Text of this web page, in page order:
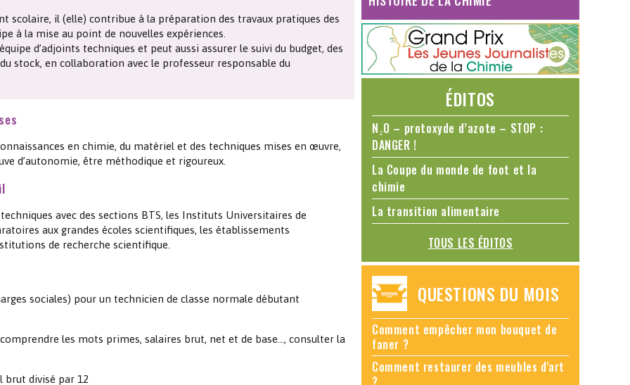
scolaire, il (elle) contribue à la préparation des travaux pratiques des
à la mise au point de nouvelles expériences.
d’adjoints techniques et peut aussi assurer le suivi du budget, des
du stock, en collaboration avec le professeur responsable du
en chimie, du matériel et des techniques mises en œuvre,
d’autonomie, être méthodique et rigoureux.
techniques avec des sections BTS, les Instituts Universitaires de
aux grandes écoles scientifiques, les établissements
de recherche scientifique.
sociales) pour un technicien de classe normale débutant
les mots primes, salaires brut, net et de base…, consulter la
brut divisé par 12
ÉDITOS
N₂O – protoxyde d’azote – STOP :
DANGER !
La Coupe du monde de foot et la
chimie
La transition alimentaire
TOUS LES ÉDITOS
QUESTIONS DU MOIS
Comment empêcher mon bouquet de
faner ?
Comment restaurer des meubles d'art
Les chimistes dans...
Réactions en un clin d’oeil
Enseignement
Chimie et Notre-Dame